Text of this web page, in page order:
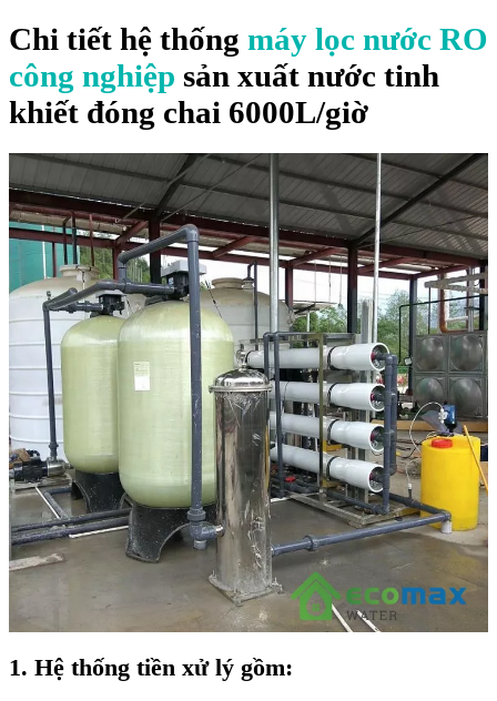
Chi tiết hệ thống máy lọc nước RO
công nghiệp sản xuất nước tinh
khiết đóng chai 6000L/giờ
1. Hệ thống tiền xử lý gồm: